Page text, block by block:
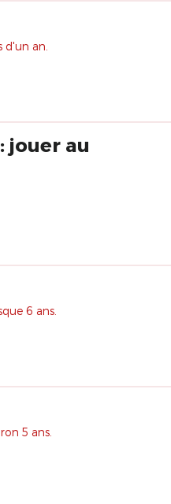
d'un an.
jouer au
6 ans.
5 ans.